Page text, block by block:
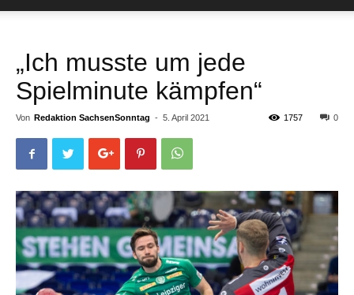
„Ich musste um jede
Spielminute kämpfen“
Von Redaktion SachsenSonntag - 5. April 2021 0
1757